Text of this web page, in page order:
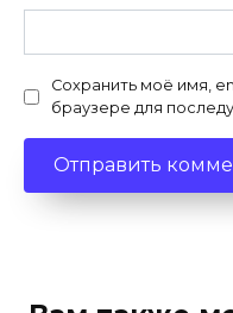
Сохранить моё имя,
браузере для